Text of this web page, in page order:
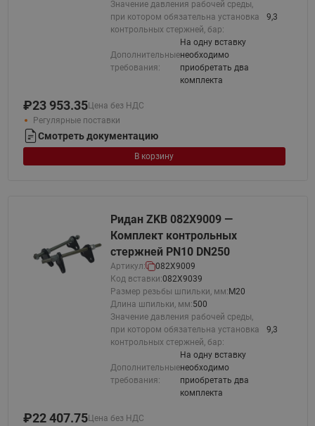
Значение давления рабочей среды,
при котором обязательна установка
контрольных стержней, бар:
9,3
Дополнительные
требования:
На одну вставку
необходимо
приобретать два
комплекта
₽23 953.35Цена без НДС
Регулярные поставки
Смотреть документацию
В корзину
Ридан ZKB 082X9009 —
Комплект контрольных
стержней PN10 DN250
Артикул:
082X9009
Код вставки:082X9039
Размер резьбы шпильки, мм:М20
Длина шпильки, мм:500
Значение давления рабочей среды,
при котором обязательна установка
контрольных стержней, бар:
9,3
Дополнительные
требования:
На одну вставку
необходимо
приобретать два
комплекта
₽22 407.75Цена без НДС